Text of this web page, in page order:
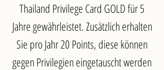
Thailand Privilege Card GOLD für 5
Jahre gewährleistet. Zusätzlich erhalten
Sie pro Jahr 20 Points, diese können
gegen Privilegien eingetauscht werden